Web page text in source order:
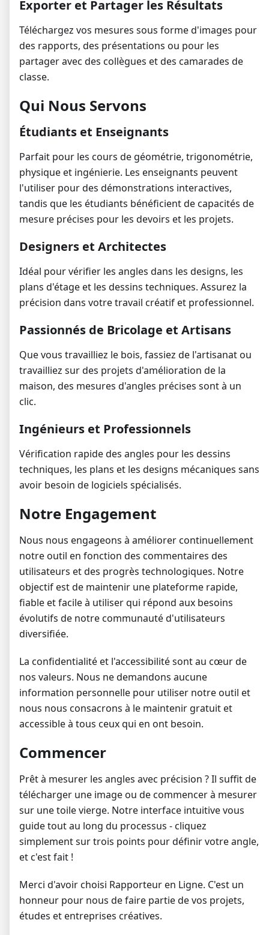
Exporter et Partager les Résultats
Téléchargez vos mesures sous forme d'images pour
des rapports, des présentations ou pour les
partager avec des collègues et des camarades de
classe.
Qui Nous Servons
Étudiants et Enseignants
Parfait pour les cours de géométrie, trigonométrie,
physique et ingénierie. Les enseignants peuvent
l'utiliser pour des démonstrations interactives,
tandis que les étudiants bénéficient de capacités de
mesure précises pour les devoirs et les projets.
Designers et Architectes
Idéal pour vérifier les angles dans les designs, les
plans d'étage et les dessins techniques. Assurez la
précision dans votre travail créatif et professionnel.
Passionnés de Bricolage et Artisans
Que vous travailliez le bois, fassiez de l'artisanat ou
travailliez sur des projets d'amélioration de la
maison, des mesures d'angles précises sont à un
clic.
Ingénieurs et Professionnels
Vérification rapide des angles pour les dessins
techniques, les plans et les designs mécaniques sans
avoir besoin de logiciels spécialisés.
Notre Engagement
Nous nous engageons à améliorer continuellement
notre outil en fonction des commentaires des
utilisateurs et des progrès technologiques. Notre
objectif est de maintenir une plateforme rapide,
fiable et facile à utiliser qui répond aux besoins
évolutifs de notre communauté d'utilisateurs
diversifiée.
La confidentialité et l'accessibilité sont au cœur de
nos valeurs. Nous ne demandons aucune
information personnelle pour utiliser notre outil et
nous nous consacrons à le maintenir gratuit et
accessible à tous ceux qui en ont besoin.
Commencer
Prêt à mesurer les angles avec précision ? Il suffit de
télécharger une image ou de commencer à mesurer
sur une toile vierge. Notre interface intuitive vous
guide tout au long du processus - cliquez
simplement sur trois points pour définir votre angle,
et c'est fait !
Merci d'avoir choisi Rapporteur en Ligne. C'est un
honneur pour nous de faire partie de vos projets,
études et entreprises créatives.